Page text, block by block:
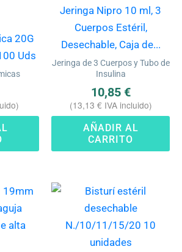
20G
Uds
Valorado
con
4.75
de 5
Jeringa Nipro 10 ml, 3
Cuerpos Estéril,
Desechable, Caja de...
Jeringa de 3 Cuerpos y Tubo de
Insulina
10,85 €
(13,13 € IVA incluido)
AÑADIR AL
CARRITO